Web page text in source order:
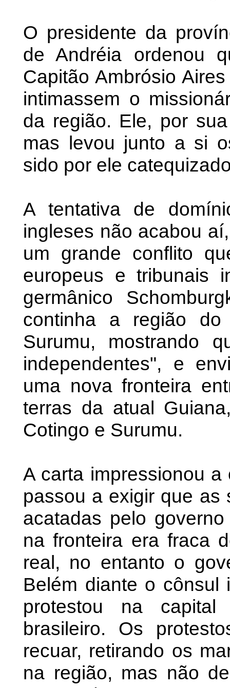
O presidente da
de Andréia ordenou
Capitão Ambrósio
intimassem o
da região. Ele, por
mas levou junto a si
sido por ele
A tentativa de
ingleses não acabou
um grande conflito
europeus e tribunais
germânico
continha a região
Surumu, mostrando
independentes", e
uma nova fronteira
terras da atual
Cotingo e Surumu.
A carta impressionou
passou a exigir que as
acatadas pelo
na fronteira era fraca
real, no entanto o
Belém diante o
protestou na capital
brasileiro. Os
recuar, retirando os
na região, mas não